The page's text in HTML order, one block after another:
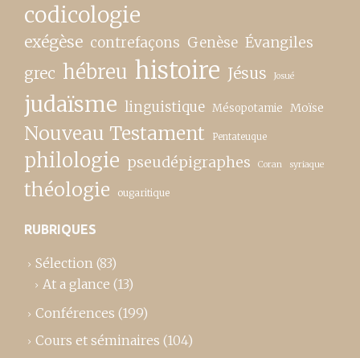
codicologie
exégèse contrefaçons Genèse Évangiles
grec hébreu histoire Jésus Josué
judaïsme linguistique Mésopotamie Moïse
Nouveau Testament Pentateuque
philologie pseudépigraphes Coran syriaque
théologie ougaritique
RUBRIQUES
Sélection (83)
At a glance (13)
Conférences (199)
Cours et séminaires (104)